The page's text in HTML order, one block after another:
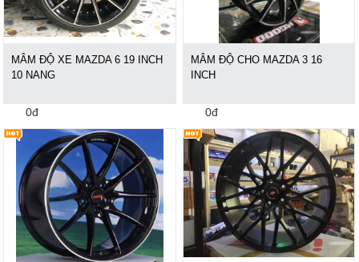
MÂM ĐỘ XE MAZDA 6 19 INCH
10 NANG
0đ
MÂM ĐỘ CHO MAZDA 3 16
INCH
0đ